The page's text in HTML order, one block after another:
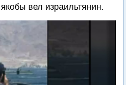
вел израильтянин.